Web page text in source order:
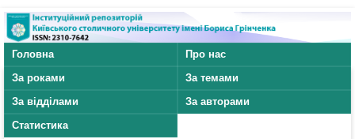
Головна
Про нас
За роками
За темами
За відділами
За авторами
Статистика